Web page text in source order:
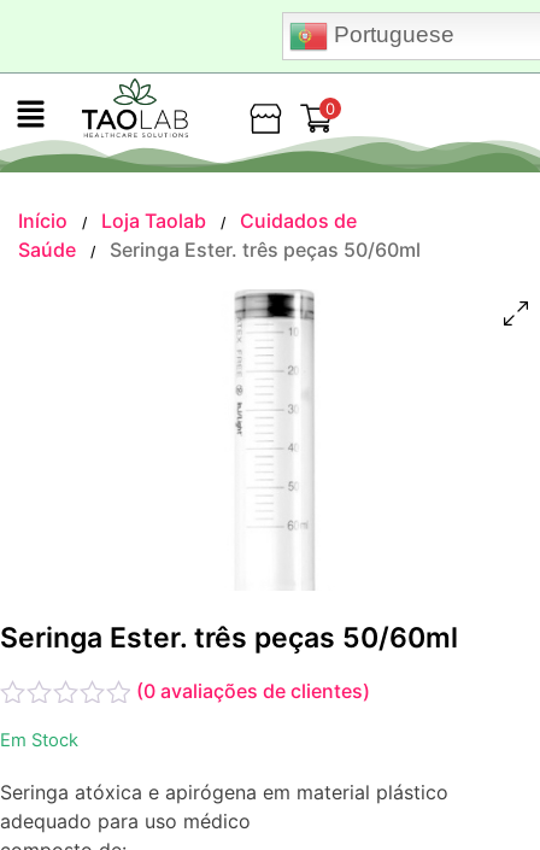
Portuguese
Loja
0
Início / Loja Taolab /
Cuidados de
Saúde
/ Seringa Ester. três peças 50/60ml
Seringa Ester. três peças 50/60ml
0
5
(0 avaliações de clientes)
Em Stock
Seringa atóxica e apirógena em material plástico
adequado para uso médico